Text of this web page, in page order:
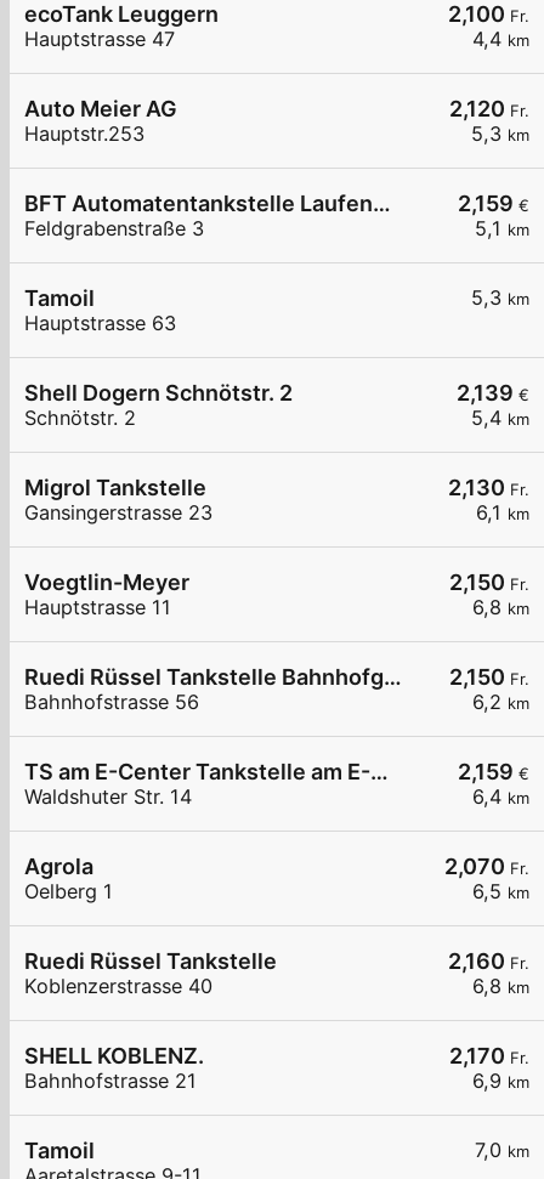
2,100 Fr.
4,4 km
ecoTank Leuggern
Hauptstrasse 47
2,120 Fr.
5,3 km
Auto Meier AG
Hauptstr.253
2,159 €
5,1 km
BFT Automatentankstelle Laufenburg
Feldgrabenstraße 3
5,3 km
Tamoil
Hauptstrasse 63
2,139 €
5,4 km
Shell Dogern Schnötstr. 2
Schnötstr. 2
2,130 Fr.
6,1 km
Migrol Tankstelle
Gansingerstrasse 23
2,150 Fr.
6,8 km
Voegtlin-Meyer
Hauptstrasse 11
2,150 Fr.
6,2 km
Ruedi Rüssel Tankstelle Bahnhofgarage H.J. Eggspühler
Bahnhofstrasse 56
2,159 €
6,4 km
TS am E-Center Tankstelle am E-Center
Waldshuter Str. 14
2,070 Fr.
6,5 km
Agrola
Oelberg 1
2,160 Fr.
6,8 km
Ruedi Rüssel Tankstelle
Koblenzerstrasse 40
2,170 Fr.
6,9 km
SHELL KOBLENZ.
Bahnhofstrasse 21
7,0 km
Tamoil